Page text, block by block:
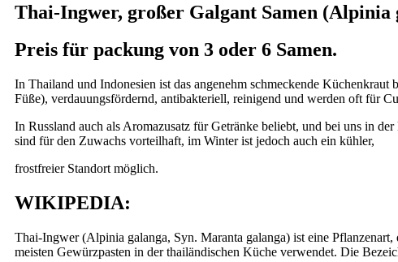
Thai-Ingwer, großer Galgant Samen (Alpinia
Preis für packung von 3 oder 6 Samen.
In Thailand und Indonesien ist das angenehm schmeckende
Füße), verdauungsfördernd, antibakteriell, reinigend und werden oft für
In Russland auch als Aromazusatz für Getränke beliebt, und bei uns in
sind für den Zuwachs vorteilhaft, im Winter ist jedoch auch ein kühler,
frostfreier Standort möglich.
WIKIPEDIA:
Thai-Ingwer (Alpinia galanga, Syn. Maranta galanga) ist eine
meisten Gewürzpasten in der thailändischen Küche verwendet. Die